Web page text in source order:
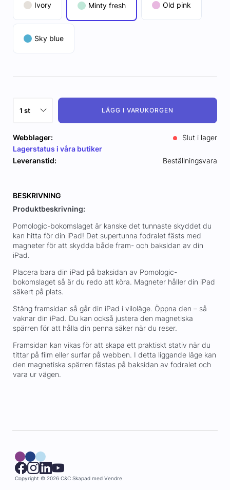
Ivory Minty fresh Old pink
Sky blue
LÄGG I VARUKORGEN
Webblager:
Slut i lager
Lagerstatus i våra butiker
Leveranstid:
Beställningsvara
BESKRIVNING
Produktbeskrivning:
Pomologic-bokomslaget är kanske det tunnaste skyddet du
kan hitta för din iPad! Det supertunna fodralet fästs med
magneter för att skydda både fram- och baksidan av din
iPad.
Placera bara din iPad på baksidan av Pomologic-
bokomslaget så är du redo att köra. Magneter håller din iPad
säkert på plats.
Stäng framsidan så går din iPad i viloläge. Öppna den – så
vaknar din iPad. Du kan också justera den magnetiska
spärren för att hålla din penna säker när du reser.
Framsidan kan vikas för att skapa ett praktiskt stativ när du
tittar på film eller surfar på webben. I detta liggande läge kan
den magnetiska spärren fästas på baksidan av fodralet och
vara ur vägen.
Copyright © 2026 C&C Skapad med Vendre